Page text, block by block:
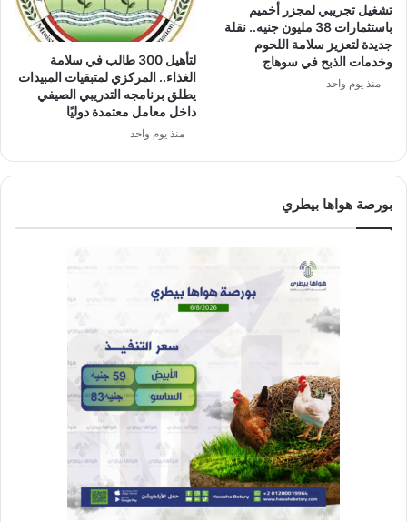
تشغيل تجريبي لمجزر أخميم
باستثمارات 38 مليون جنيه.. نقلة
جديدة لتعزيز سلامة اللحوم
وخدمات الذبح في سوهاج
منذ يوم واحد
لتأهيل 300 طالب في سلامة
الغذاء.. المركزي لمتبقيات المبيدات
يطلق برنامجه التدريبي الصيفي
داخل معامل معتمدة دوليًا
منذ يوم واحد
بورصة هواها بيطري